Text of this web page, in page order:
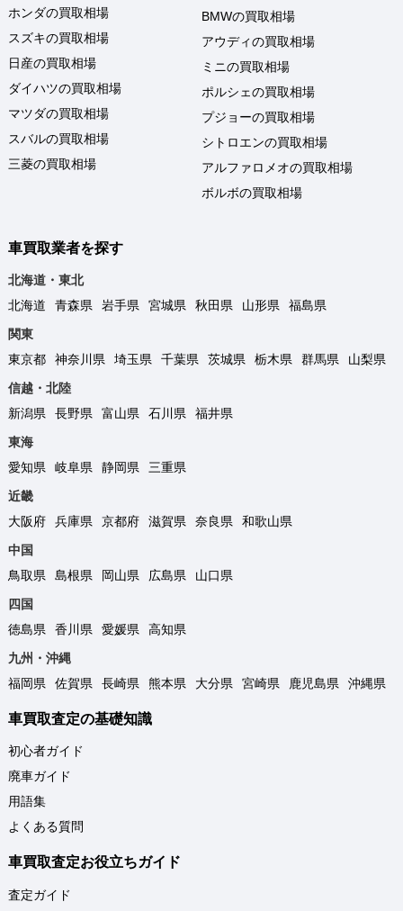
ホンダの買取相場
スズキの買取相場
日産の買取相場
ダイハツの買取相場
マツダの買取相場
スバルの買取相場
三菱の買取相場
BMWの買取相場
アウディの買取相場
ミニの買取相場
ポルシェの買取相場
プジョーの買取相場
シトロエンの買取相場
アルファロメオの買取相場
ボルボの買取相場
車買取業者を探す
北海道・東北
北海道
青森県 岩手県 宮城県 秋田県 山形県
福島県
関東
東京都
神奈川県 埼玉県 千葉県 茨城県 栃木県 群馬県
山梨県
信越・北陸
新潟県
長野県 富山県 石川県
福井県
東海
愛知県
岐阜県 静岡県
三重県
近畿
大阪府
兵庫県 京都府 滋賀県 奈良県
和歌山県
中国
鳥取県
島根県 岡山県 広島県
山口県
四国
徳島県
香川県 愛媛県
高知県
九州・沖縄
福岡県
佐賀県 長崎県 熊本県 大分県 宮崎県 鹿児島県 沖縄県
車買取査定の基礎知識
初心者ガイド
廃車ガイド
用語集
よくある質問
車買取査定お役立ちガイド
査定ガイド